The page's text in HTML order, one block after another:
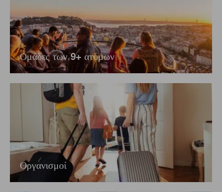
Ομάδες των 9+ ατόμων
Οργανισμοί